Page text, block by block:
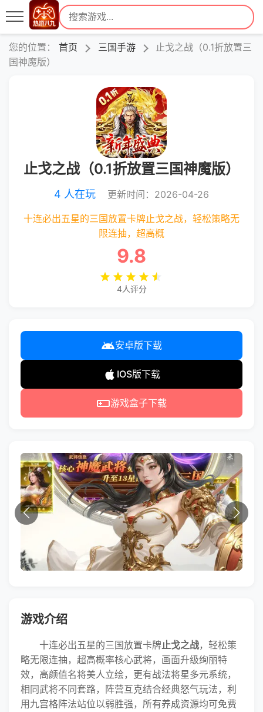
您的位置： 首页 三国手游
止戈之战（0.1折放置三
国神魔版）
止戈之战（0.1折放置三国神魔版）
4 人在玩 更新时间：2026-04-26
十连必出五星的三国放置卡牌止戈之战，轻松策略无
限连抽，超高概
9.8
4人评分
安卓版下载
IOS版下载
游戏盒子下载
游戏介绍
十连必出五星的三国放置卡牌止戈之战，轻松策
略无限连抽，超高概率核心武将，画面升级绚丽特
效，高颜值名将美人立绘，更有战法将星多元系统，
相同武将不同套路，阵营互克结合经典怒气玩法，利
用九宫格阵法站位以弱胜强，所有养成资源均可免费